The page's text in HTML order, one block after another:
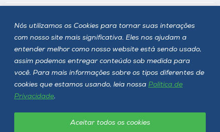
Nós utilizamos os Cookies para tornar suas interações
com nosso site mais significativa. Eles nos ajudam a
entender melhor como nosso website está sendo usado,
assim podemos entregar conteúdo sob medida para
você. Para mais informações sobre os tipos diferentes de
cookies que estamos usando, leia nossa Política de
Privacidade.
Aceitar todos os cookies
Siga a Unoesc